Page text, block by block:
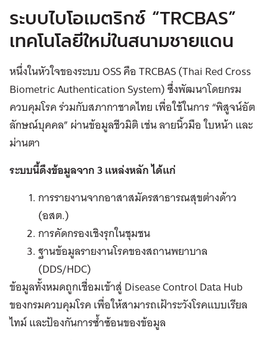
ระบบไบโอเมตริกซ์ “TRCBAS”
เทคโนโลยีใหม่ในสนามชายแดน
หนึ่งในหัวใจของระบบ OSS คือ TRCBAS (Thai Red Cross
Biometric Authentication System) ซึ่งพัฒนาโดยกรม
ควบคุมโรค ร่วมกับสภากาชาดไทย เพื่อใช้ในการ “พิสูจน์อัต
ลักษณ์บุคคล” ผ่านข้อมูลชีวมิติ เช่น ลายนิ้วมือ ใบหน้า และ
ม่านตา
ระบบนี้ดึงข้อมูลจาก 3 แหล่งหลัก ได้แก่
การรายงานจากอาสาสมัครสาธารณสุขต่างด้าว
(อสต.)
การคัดกรองเชิงรุกในชุมชน
ฐานข้อมูลรายงานโรคของสถานพยาบาล
(DDS/HDC)
ข้อมูลทั้งหมดถูกเชื่อมเข้าสู่ Disease Control Data Hub
ของกรมควบคุมโรค เพื่อให้สามารถเฝ้าระวังโรคแบบเรียล
ไทม์ และป้องกันการซ้ำซ้อนของข้อมูล